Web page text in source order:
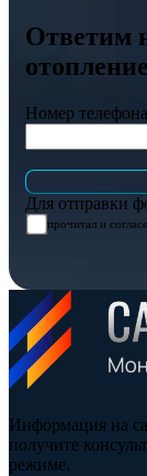
Ответим
Номер телефона
Для отправки
прочитал и
Информация на
получите
режиме.